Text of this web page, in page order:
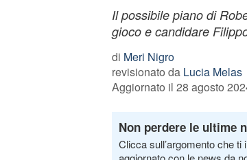
Il possibile piano di
gioco e candidare
di Meri Nigro
revisionato da Lucia Melas
Aggiornato il 28 agosto
Non perdere le ultime
Clicca sull’argomento che